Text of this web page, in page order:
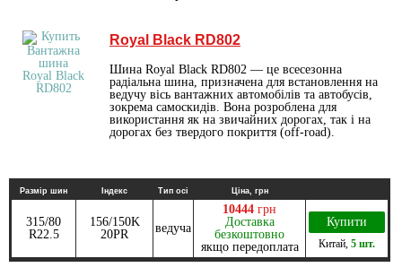
Royal Black RD802
Шина Royal Black RD802 — це всесезонна
радіальна шина, призначена для встановлення на
ведучу вісь вантажних автомобілів та автобусів,
зокрема самоскидів. Вона розроблена для
використання як на звичайних дорогах, так і на
дорогах без твердого покриття (off-road).
Размір шин Індекс Тип осі Ціна, грн
315/80
R22.5
156/150K
20PR
ведуча
10444 грн
Доставка
безкоштовно
якщо передоплата
Купити
Китай 5 шт.